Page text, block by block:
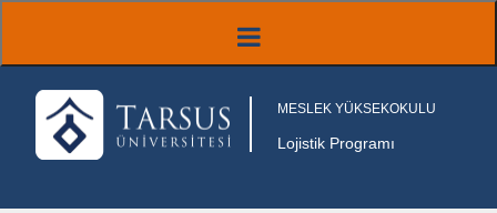
MESLEK YÜKSEKOKULU
Lojistik Programı